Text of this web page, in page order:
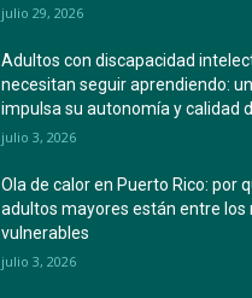
julio 29, 2026
Adultos con discapacidad
necesitan seguir aprendiendo:
impulsa su autonomía y calidad
julio 3, 2026
Ola de calor en Puerto Rico: por
adultos mayores están entre los
vulnerables
julio 3, 2026